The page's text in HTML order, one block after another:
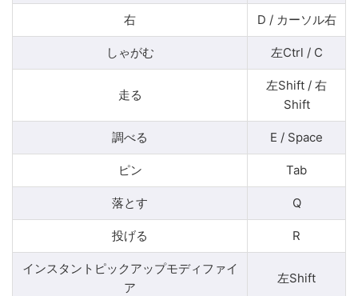
右 D / カーソル右
しゃがむ 左Ctrl / C
走る
左Shift / 右
Shift
調べる E / Space
ピン Tab
落とす Q
投げる R
インスタントピックアップモディファイ
ア
左Shift